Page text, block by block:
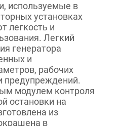
используемые в
установках
легкость и
Легкий
генератора
и
рабочих
предупреждений.
модулем контроля
остановки на
из
в